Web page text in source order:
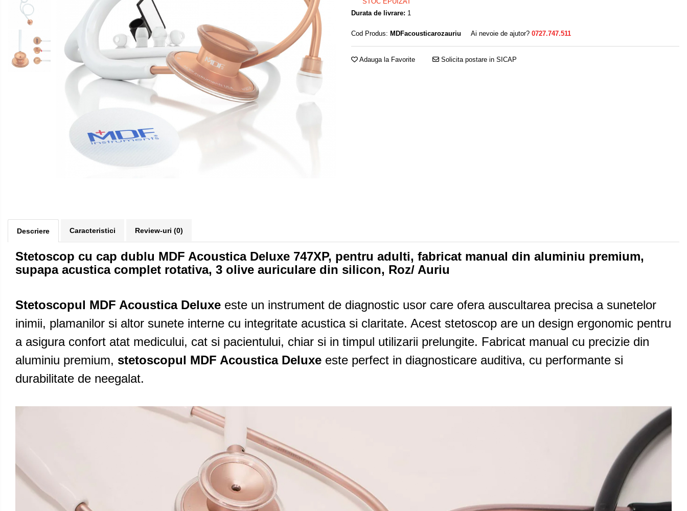
Pulsoximetre
Pulsoximetre de deget
Pulsoximetre profesionale
Accesorii
Monitorizare medicala
Accesorii spirometre
Consumabile medicale
Cantare corporale
Manichiura-pedichiura
Tratamente ingrjire corp
Igiena dentara
Periute de dinti electrice
Irigatoare bucale
Accesorii si rezerve
Ondulatoare si placi de par
Ondulatoare
Aspiratoare nazale
Pompe de san
Incalzitoare si sterilizatoare
Durata de livrare: 1
Cod Produs: MDFacousticarozauriu Ai nevoie de ajutor? 0727.747.511
Adauga la Favorite Solicita postare in SICAP
Descriere Caracteristici Review-uri (0)
Stetoscop cu cap dublu MDF Acoustica Deluxe 747XP, pentru adulti, fabricat manual din aluminiu premium,
supapa acustica complet rotativa, 3 olive auriculare din silicon, Roz/ Auriu
Stetoscopul MDF Acoustica Deluxe este un instrument de diagnostic usor care ofera auscultarea precisa a sunetelor
inimii, plamanilor si altor sunete interne cu integritate acustica si claritate. Acest stetoscop are un design ergonomic pentru
a asigura confort atat medicului, cat si pacientului, chiar si in timpul utilizarii prelungite. Fabricat manual cu precizie din
aluminiu premium, stetoscopul MDF Acoustica Deluxe este perfect in diagnosticare auditiva, cu performante si
durabilitate de neegalat.